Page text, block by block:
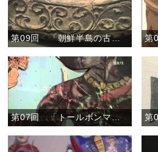
第09回 「朝鮮半島の古代の瓦」 第
第